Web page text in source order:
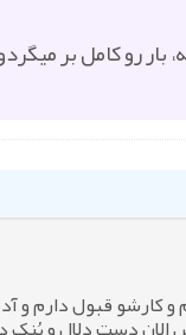
رو کامل بر
کارشو قبول دارم و